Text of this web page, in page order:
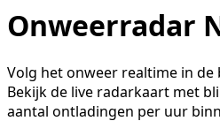
Onweerradar
Volg het onweer realtime in
Bekijk de live radarkaart met
aantal ontladingen per uur